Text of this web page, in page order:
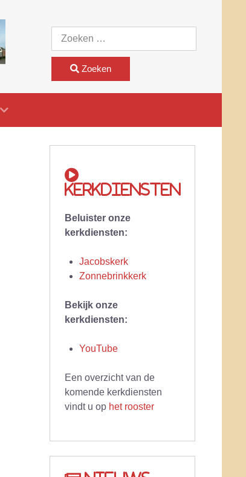
Zoeken
Kerkdiensten
Beluister onze
kerkdiensten:
Jacobskerk
Zonnebrinkkerk
Bekijk onze
kerkdiensten:
YouTube
Een overzicht van de
komende kerkdiensten
vindt u op het rooster